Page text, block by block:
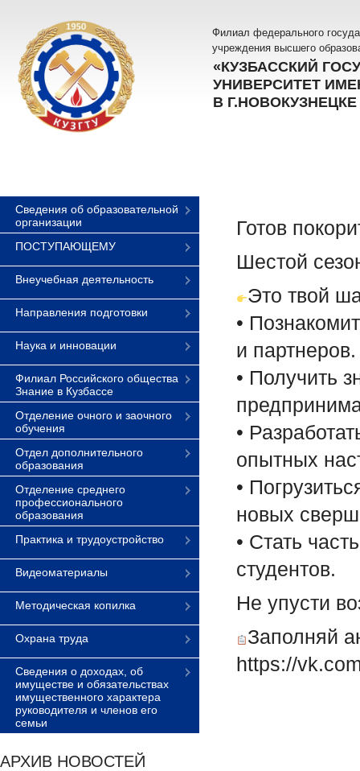
Филиал федерального
учреждения высшего
«КУЗБАССКИЙ
УНИВЕРСИТЕТ
В Г.НОВОКУЗНЕЦКЕ
Сведения об образовательной
организации
ПОСТУПАЮЩЕМУ
Внеучебная деятельность
Направления подготовки
Наука и инновации
Филиал Российского общества
Знание в Кузбассе
Отделение очного и заочного
обучения
Отдел дополнительного
образования
Отделение среднего
профессионального
образования
Практика и трудоустройство
Видеоматериалы
Методическая копилка
Охрана труда
Сведения о доходах, об
имуществе и обязательствах
имущественного характера
руководителя и членов его
семьи
АРХИВ НОВОСТЕЙ
Готов
Шестой
Это твой
•
и партнеров.
• Получить
•
опытных
•
новых
• Стать
студентов.
Не упусти
Заполняй
https://